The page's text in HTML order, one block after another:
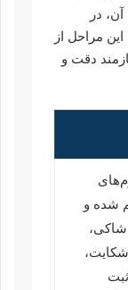
در
مراحل از
دقت و
شده و